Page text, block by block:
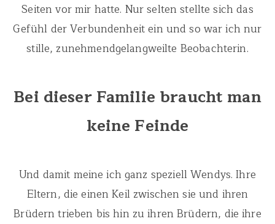
Seiten vor mir hatte. Nur selten stellte sich das
Gefühl der Verbundenheit ein und so war ich nur
stille, zunehmendgelangweilte Beobachterin.
Bei dieser Familie braucht man
keine Feinde
Und damit meine ich ganz speziell Wendys. Ihre
Eltern, die einen Keil zwischen sie und ihren
Brüdern trieben bis hin zu ihren Brüdern, die ihre